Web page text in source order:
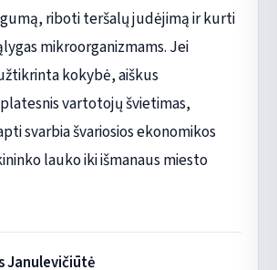
riboti teršalų judėjimą ir kurti
mikroorganizmams. Jei
kokybė, aiškus
vartotojų švietimas,
svarbia švariosios ekonomikos
lauko iki išmanaus miesto
Janulevičiūtė